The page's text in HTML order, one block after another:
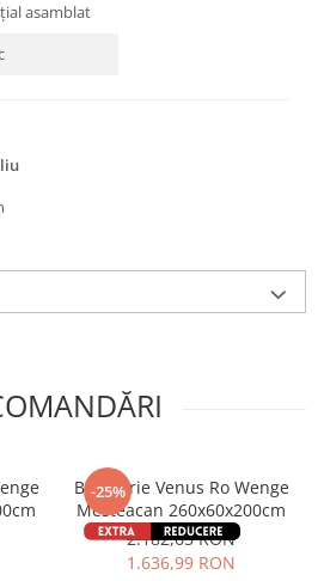
asamblat
-25%
Bucatarie Venus Ro Wenge
Mesteacan 260x60x200cm
2.182,65 RON
1.636,99 RON